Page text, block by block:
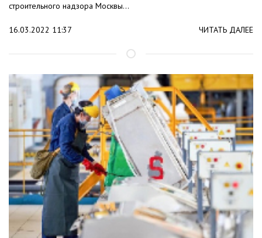
строительного надзора Москвы...
16.03.2022 11:37 ЧИТАТЬ ДАЛЕЕ